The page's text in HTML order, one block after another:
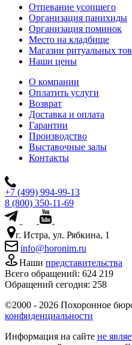
Отпевание усопшего
Организация панихиды
Организация поминок
Место на кладбище
Магазин ритуальных
Наши цены
О компании
Оплатить услуги
Возврат
Доставка и оплата
Гарантии
Производство
Выставочные залы
Контакты
+7 (499) 994-99-13
8 (800) 350-11-69
г. Истра, ул. Рябкина, 1
info@horonim.ru
Наши представительства
Всего обращений: 624 219
Обращений сегодня: 258
©2000 - 2026 Похоронное
конфиденциальности
Информация на сайте не